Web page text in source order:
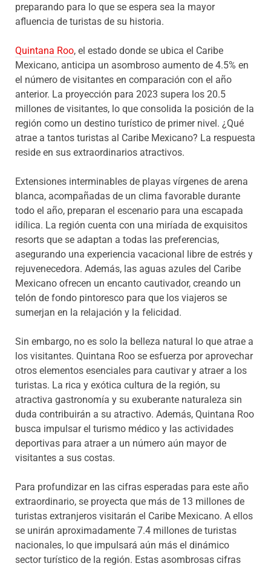
preparando para lo que se espera sea la mayor
afluencia de turistas de su historia.
Quintana Roo, el estado donde se ubica el Caribe
Mexicano, anticipa un asombroso aumento de 4.5% en
el número de visitantes en comparación con el año
anterior. La proyección para 2023 supera los 20.5
millones de visitantes, lo que consolida la posición de la
región como un destino turístico de primer nivel. ¿Qué
atrae a tantos turistas al Caribe Mexicano? La respuesta
reside en sus extraordinarios atractivos.
Extensiones interminables de playas vírgenes de arena
blanca, acompañadas de un clima favorable durante
todo el año, preparan el escenario para una escapada
idílica. La región cuenta con una miríada de exquisitos
resorts que se adaptan a todas las preferencias,
asegurando una experiencia vacacional libre de estrés y
rejuvenecedora. Además, las aguas azules del Caribe
Mexicano ofrecen un encanto cautivador, creando un
telón de fondo pintoresco para que los viajeros se
sumerjan en la relajación y la felicidad.
Sin embargo, no es solo la belleza natural lo que atrae a
los visitantes. Quintana Roo se esfuerza por aprovechar
otros elementos esenciales para cautivar y atraer a los
turistas. La rica y exótica cultura de la región, su
atractiva gastronomía y su exuberante naturaleza sin
duda contribuirán a su atractivo. Además, Quintana Roo
busca impulsar el turismo médico y las actividades
deportivas para atraer a un número aún mayor de
visitantes a sus costas.
Para profundizar en las cifras esperadas para este año
extraordinario, se proyecta que más de 13 millones de
turistas extranjeros visitarán el Caribe Mexicano. A ellos
se unirán aproximadamente 7.4 millones de turistas
nacionales, lo que impulsará aún más el dinámico
sector turístico de la región. Estas asombrosas cifras